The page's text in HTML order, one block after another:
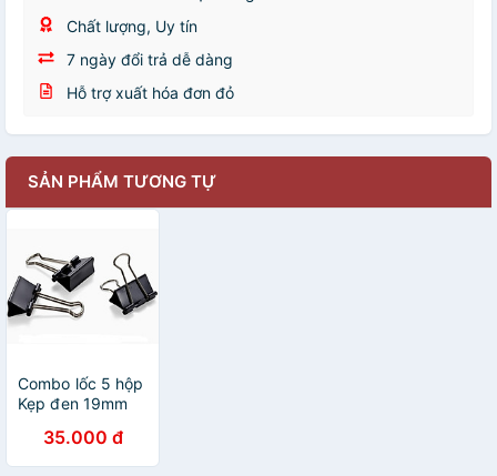
Chất lượng, Uy tín
7 ngày đổi trả dễ dàng
Hỗ trợ xuất hóa đơn đỏ
SẢN PHẨM TƯƠNG TỰ
Combo lốc 5 hộp
Kẹp đen 19mm
35.000 đ